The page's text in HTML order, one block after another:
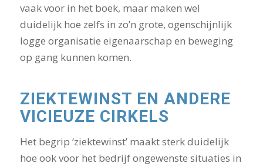
vaak voor in het boek, maar maken wel
duidelijk hoe zelfs in zo’n grote, ogenschijnlijk
logge organisatie eigenaarschap en beweging
op gang kunnen komen.
ZIEKTEWINST EN ANDERE
VICIEUZE CIRKELS
Het begrip ‘ziektewinst’ maakt sterk duidelijk
hoe ook voor het bedrijf ongewenste situaties in